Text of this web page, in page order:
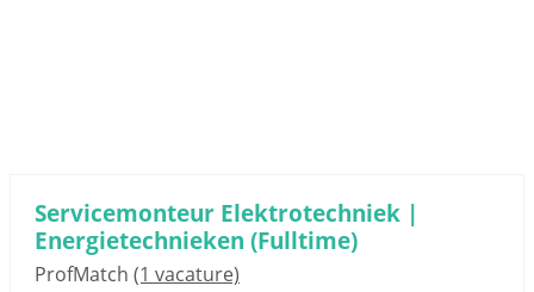
Servicemonteur Elektrotechniek |
Energietechnieken (Fulltime)
ProfMatch (1 vacature)